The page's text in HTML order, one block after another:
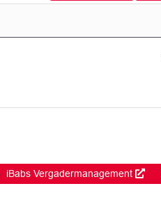
iBabs Vergadermanagement